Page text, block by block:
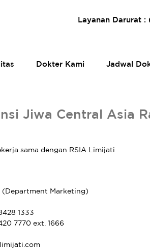
Layanan Darurat
Dokter Kami Jadwal
Jiwa Central Asia
sama dengan RSIA Limijati
(Department Marketing)
1333
7770 ext. 1666